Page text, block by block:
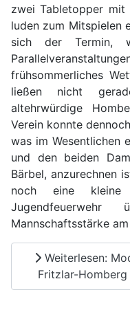
zwei Tabletopper mit
luden zum Mitspielen
sich der Termin,
frühsommerliches
ließen nicht
altehrwürdige
Verein konnte
was im Wesentlichen
und den beiden
Bärbel, anzurechnen
noch eine
Mannschaftsstärke
Weiterlesen:
Fritzlar-